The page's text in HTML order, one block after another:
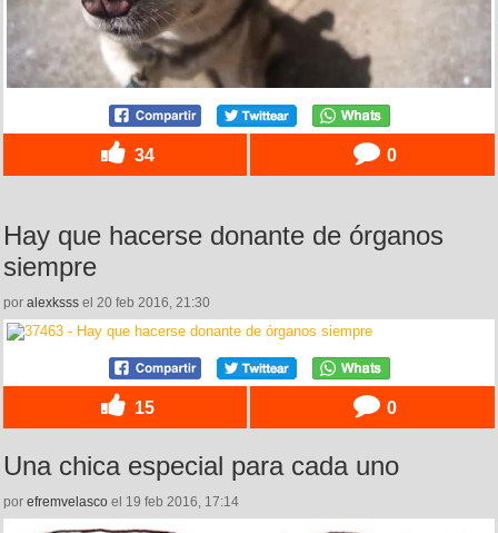
34 0
Hay que hacerse donante de órganos
siempre
por alexksss el 20 feb 2016, 21:30
15 0
Una chica especial para cada uno
por efremvelasco el 19 feb 2016, 17:14